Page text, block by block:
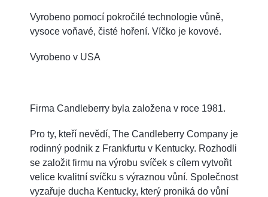
Vyrobeno pomocí pokročilé technologie vůně,
vysoce voňavé, čisté hoření. Víčko je kovové.
Vyrobeno v USA
Firma Candleberry byla založena v roce 1981.
Pro ty, kteří nevědí, The Candleberry Company je
rodinný podnik z Frankfurtu v Kentucky. Rozhodli
se založit firmu na výrobu svíček s cílem vytvořit
velice kvalitní svíčku s výraznou vůní. Společnost
vyzařuje ducha Kentucky, který proniká do vůní